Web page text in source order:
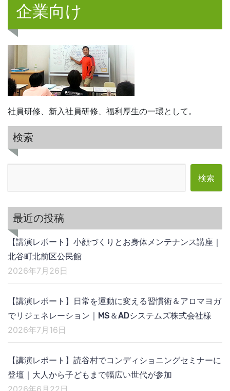
企業向け
社員研修、新入社員研修、福利厚生の一環として。
検索
最近の投稿
【講演レポート】小顔づくりとお身体メンテナンス講座｜
北谷町北前区公民館
2026年7月26日
【講演レポート】日常を運動に変える習慣術＆アロマヨガ
でリジェネレーション｜MS＆ADシステムズ株式会社様
2026年7月16日
【講演レポート】読谷村でコンディショニングセミナーに
登壇｜大人から子どもまで幅広い世代が参加
2026年6月22日